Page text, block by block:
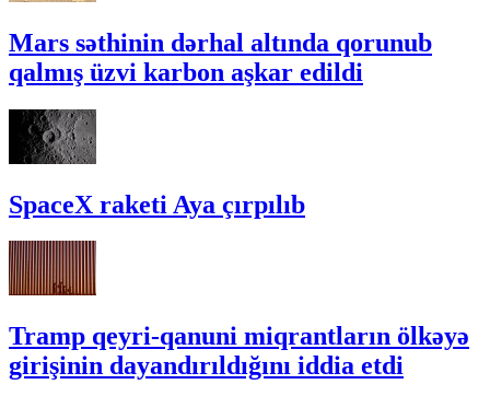
Mars səthinin dərhal altında qorunub
qalmış üzvi karbon aşkar edildi
SpaceX raketi Aya çırpılıb
Tramp qeyri-qanuni miqrantların ölkəyə
girişinin dayandırıldığını iddia etdi